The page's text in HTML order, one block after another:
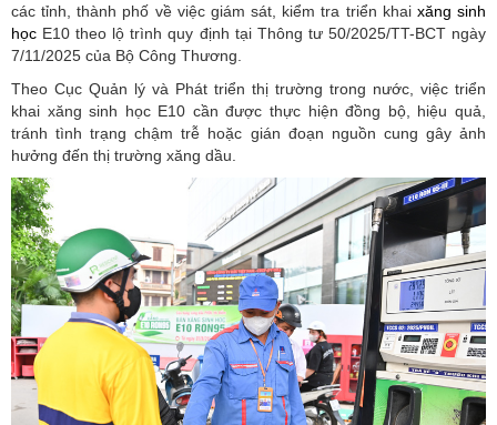
các tỉnh, thành phố về việc giám sát, kiểm tra triển khai xăng sinh
học E10 theo lộ trình quy định tại Thông tư 50/2025/TT-BCT ngày
7/11/2025 của Bộ Công Thương.
Theo Cục Quản lý và Phát triển thị trường trong nước, việc triển
khai xăng sinh học E10 cần được thực hiện đồng bộ, hiệu quả,
tránh tình trạng chậm trễ hoặc gián đoạn nguồn cung gây ảnh
hưởng đến thị trường xăng dầu.